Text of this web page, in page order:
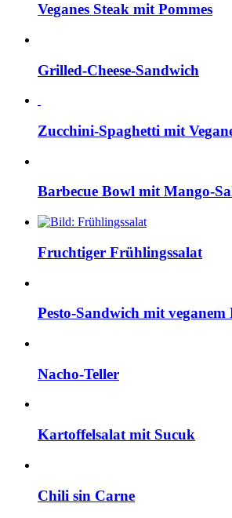
Veganes Steak mit Pommes
Grilled-Cheese-Sandwich
Zucchini-Spaghetti mit
Barbecue Bowl mit Mango-
Fruchtiger Frühlingssalat
Pesto-Sandwich mit veganem
Nacho-Teller
Kartoffelsalat mit Sucuk
Chili sin Carne